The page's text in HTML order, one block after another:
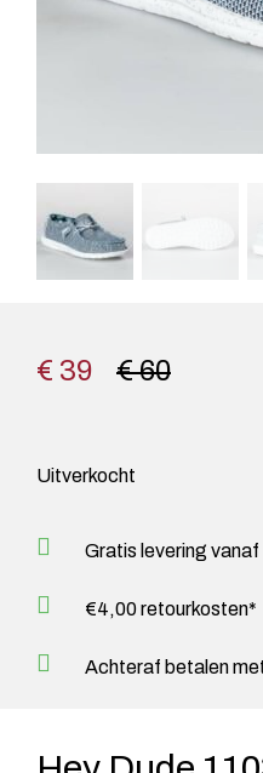
€ 60
€ 39
Uitverkocht
Gratis levering
€4,00 retourkosten*
Achteraf betalen